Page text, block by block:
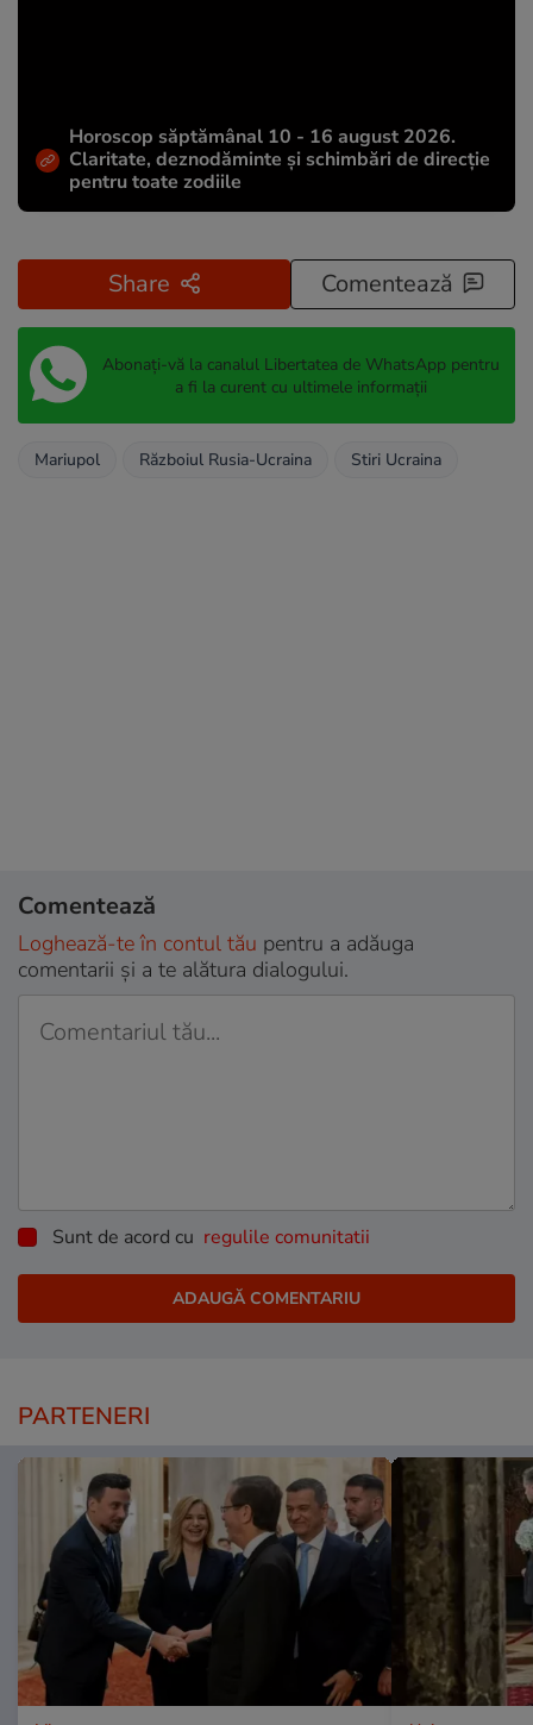
Horoscop săptămânal 10 - 16 august 2026.
Claritate, deznodăminte și schimbări de direcție
pentru toate zodiile
Share Comentează
Abonați-vă la canalul Libertatea de WhatsApp pentru
a fi la curent cu ultimele informații
Mariupol Războiul Rusia-Ucraina Stiri Ucraina
Comentează
Loghează-te în contul tău pentru a adăuga
comentarii și a te alătura dialogului.
Sunt de acord cu regulile comunitatii
PARTENERI